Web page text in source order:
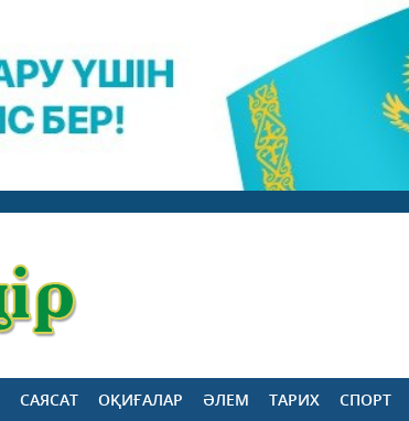
САЯСАТ ОҚИҒАЛАР ӘЛЕМ ТАРИХ СПОРТ